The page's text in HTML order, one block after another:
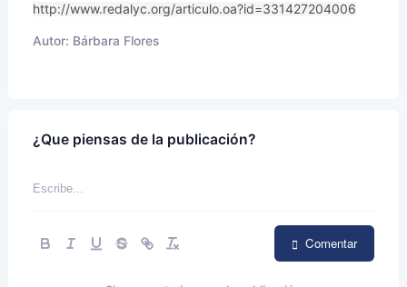
http://www.redalyc.org/articulo.oa?id=331427204006
Autor: Bárbara Flores
¿Que piensas de la publicación?
Comentar